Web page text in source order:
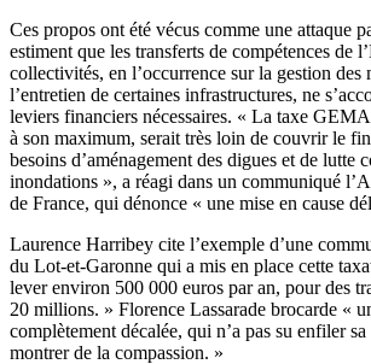
Ces propos ont été vécus comme une attaque
estiment que les transferts de compétences de
collectivités, en l’occurrence sur la gestion des
l’entretien de certaines infrastructures, ne
leviers financiers nécessaires. « La taxe
à son maximum, serait très loin de couvrir le
besoins d’aménagement des digues et de lutte
inondations », a réagi dans un communiqué
de France, qui dénonce « une mise en cause
Laurence Harribey cite l’exemple d’une
du Lot-et-Garonne qui a mis en place cette
lever environ 500 000 euros par an, pour des
20 millions. » Florence Lassarade brocarde «
complètement décalée, qui n’a pas su enfiler
montrer de la compassion. »